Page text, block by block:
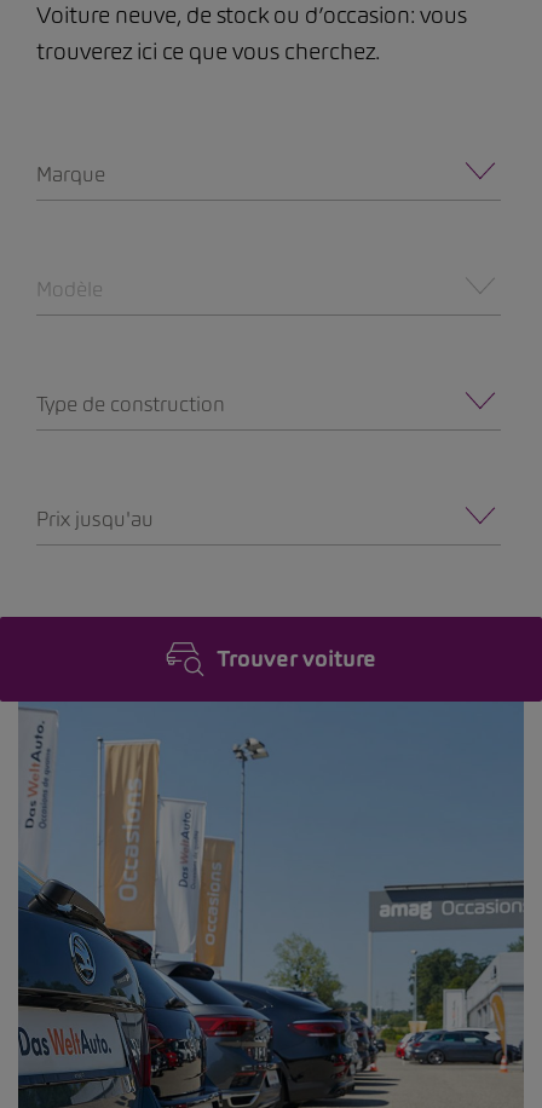
Voiture neuve, de stock ou d’occasion: vous
trouverez ici ce que vous cherchez.
Marque
Modèle
Type de construction
Prix jusqu'au
Trouver voiture